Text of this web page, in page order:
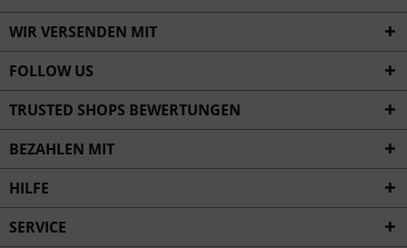
WIR VERSENDEN MIT
FOLLOW US
TRUSTED SHOPS BEWERTUNGEN
BEZAHLEN MIT
HILFE
SERVICE